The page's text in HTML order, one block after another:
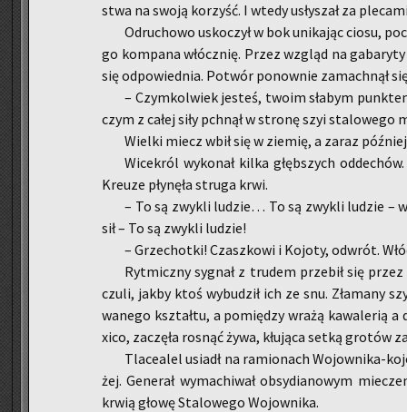
stwa na swoją ko­rzyść. I wtedy usły­szał za
Od­ru­cho­wo usko­czył w bok uni­ka­jąc ciosu,
go kom­pa­na włócz­nię. Przez wzgląd na
się od­po­wied­nia. Po­twór po­now­nie za­mach­nął
– Czym­kol­wiek je­steś, twoim sła­bym
czym z całej siły pchnął w stro­nę szyi sta­lo­we­go
Wiel­ki miecz wbił się w zie­mię, a zaraz
Wi­ce­król wy­ko­nał kilka głęb­szych
Kreu­ze pły­nę­ła stru­ga krwi.
– To są zwy­kli lu­dzie… To są zwy­kli lu­dzie –
sił – To są zwy­kli lu­dzie!
– Grze­chot­ki! Czasz­ko­wi i Ko­jo­ty, od­wrót.
Ryt­micz­ny sy­gnał z tru­dem prze­bił się
czu­li, jakby ktoś wy­bu­dził ich ze snu. Zła­ma­ny
wa­ne­go kształ­tu, a po­mię­dzy wrażą ka­wa­le­rią
xi­co, za­czę­ła ro­snąć żywa, kłu­ją­ca setką gro­tów
Tla­ce­alel usiadł na ra­mio­nach Wo­jow­ni­ka-
żej. Ge­ne­rał wy­ma­chi­wał ob­sy­dia­no­wym
krwią głowę Sta­lo­we­go Wo­jow­ni­ka.